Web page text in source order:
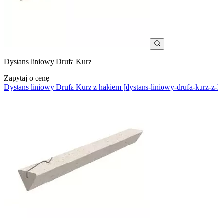
Dystans liniowy Drufa Kurz
Zapytaj o cenę
Dystans liniowy Drufa Kurz z hakiem [dystans-liniowy-drufa-kurz-